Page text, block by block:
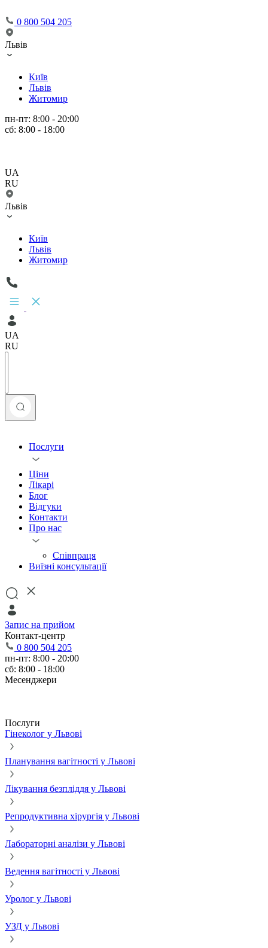
0 800 504 205
Львів
Київ
Львів
Житомир
пн-пт: 8:00 - 20:00
сб: 8:00 - 18:00
UA
RU
Львів
Київ
Львів
Житомир
UA
RU
Послуги
Ціни
Лікарі
Блог
Відгуки
Контакти
Про нас
Співпраця
Виїзні консультації
Запис на прийом
Контакт-центр
0 800 504 205
пн-пт: 8:00 - 20:00
сб: 8:00 - 18:00
Месенджери
Послуги
Гінеколог у Львові
Планування вагітності у Львові
Лікування безпліддя у Львові
Репродуктивна хірургія у Львові
Лабораторні аналізи у Львові
Ведення вагітності у Львові
Уролог у Львові
УЗД у Львові